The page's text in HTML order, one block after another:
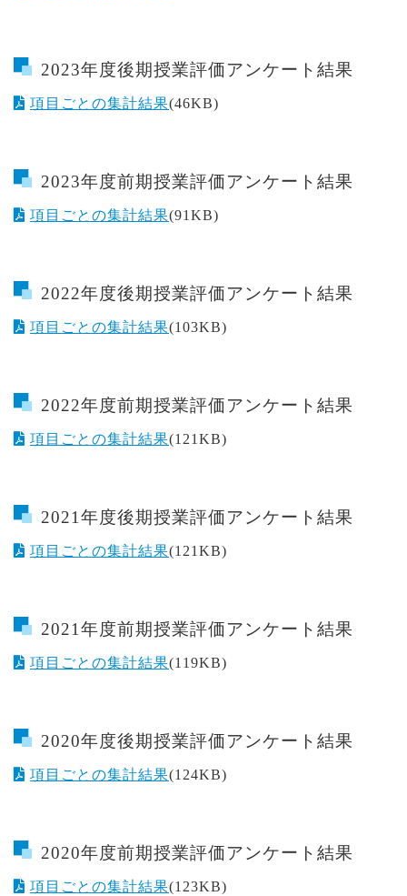
2023年度後期授業評価アンケート結果
項目ごとの集計結果(46KB)
2023年度前期授業評価アンケート結果
項目ごとの集計結果(91KB)
2022年度後期授業評価アンケート結果
項目ごとの集計結果(103KB)
2022年度前期授業評価アンケート結果
項目ごとの集計結果(121KB)
2021年度後期授業評価アンケート結果
項目ごとの集計結果(121KB)
2021年度前期授業評価アンケート結果
項目ごとの集計結果(119KB)
2020年度後期授業評価アンケート結果
項目ごとの集計結果(124KB)
2020年度前期授業評価アンケート結果
項目ごとの集計結果(123KB)